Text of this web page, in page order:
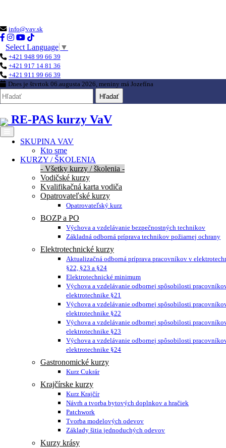
info@vav.sk
Select Language ▼
+421 948 99 66 39
+421 917 14 81 36
+421 911 99 66 39
Dnes je štvrtok 06.augusta 2026, meniny má Jozefína
Hľadať
RE-PAS kurzy VaV
SKUPINA VAV
Kto sme
KURZY / ŠKOLENIA
- Všetky kurzy / školenia -
Vodičské kurzy
Kvalifikačná karta vodiča
Opatrovateľské kurzy
Opatrovateľský kurz
BOZP a PO
Výchova a vzdelávanie bezpečnostných technikov
Základná odborná príprava technikov požiarnej ochrany
Elektrotechnické kurzy
Aktualizačná odborná príprava pracovníkov v
§22, §23 a §24
Elektrotechnické minimum
Výchova a vzdelávanie odbornej spôsobilosti
elektrotechnike §21
Výchova a vzdelávanie odbornej spôsobilosti
elektrotechnike §22
Výchova a vzdelávanie odbornej spôsobilosti
elektrotechnike §23
Výchova a vzdelávanie odbornej spôsobilosti
elektrotechnike §24
Gastronomické kurzy
Kurz Cukrár
Krajčírske kurzy
Kurz Krajčír
Návrh a tvorba bytových doplnkov a hračiek
Patchwork
Tvorba modelových odevov
Základy šitia jednoduchých odevov
Kurzy krásy